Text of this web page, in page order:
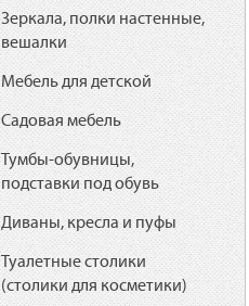
Зеркала, полки настенные,
вешалки
Мебель для детской
Садовая мебель
Тумбы-обувницы,
подставки под обувь
Диваны, кресла и пуфы
Туалетные столики
(столики для косметики)